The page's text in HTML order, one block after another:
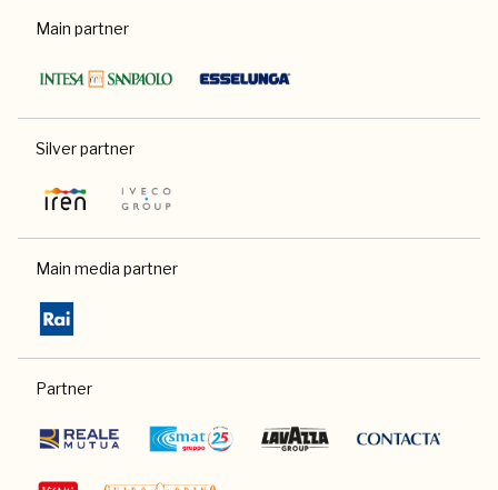
Main partner
Silver partner
Main media partner
Partner